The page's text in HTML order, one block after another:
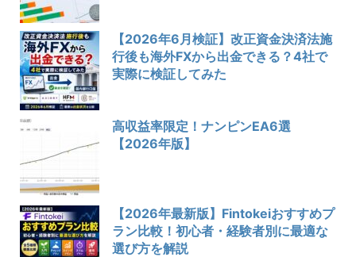
【2026年6月検証】改正資金決済法施
行後も海外FXから出金できる？4社で
実際に検証してみた
高収益率限定！ナンピンEA6選
【2026年版】
【2026年最新版】Fintokeiおすすめプ
ラン比較！初心者・経験者別に最適な
選び方を解説